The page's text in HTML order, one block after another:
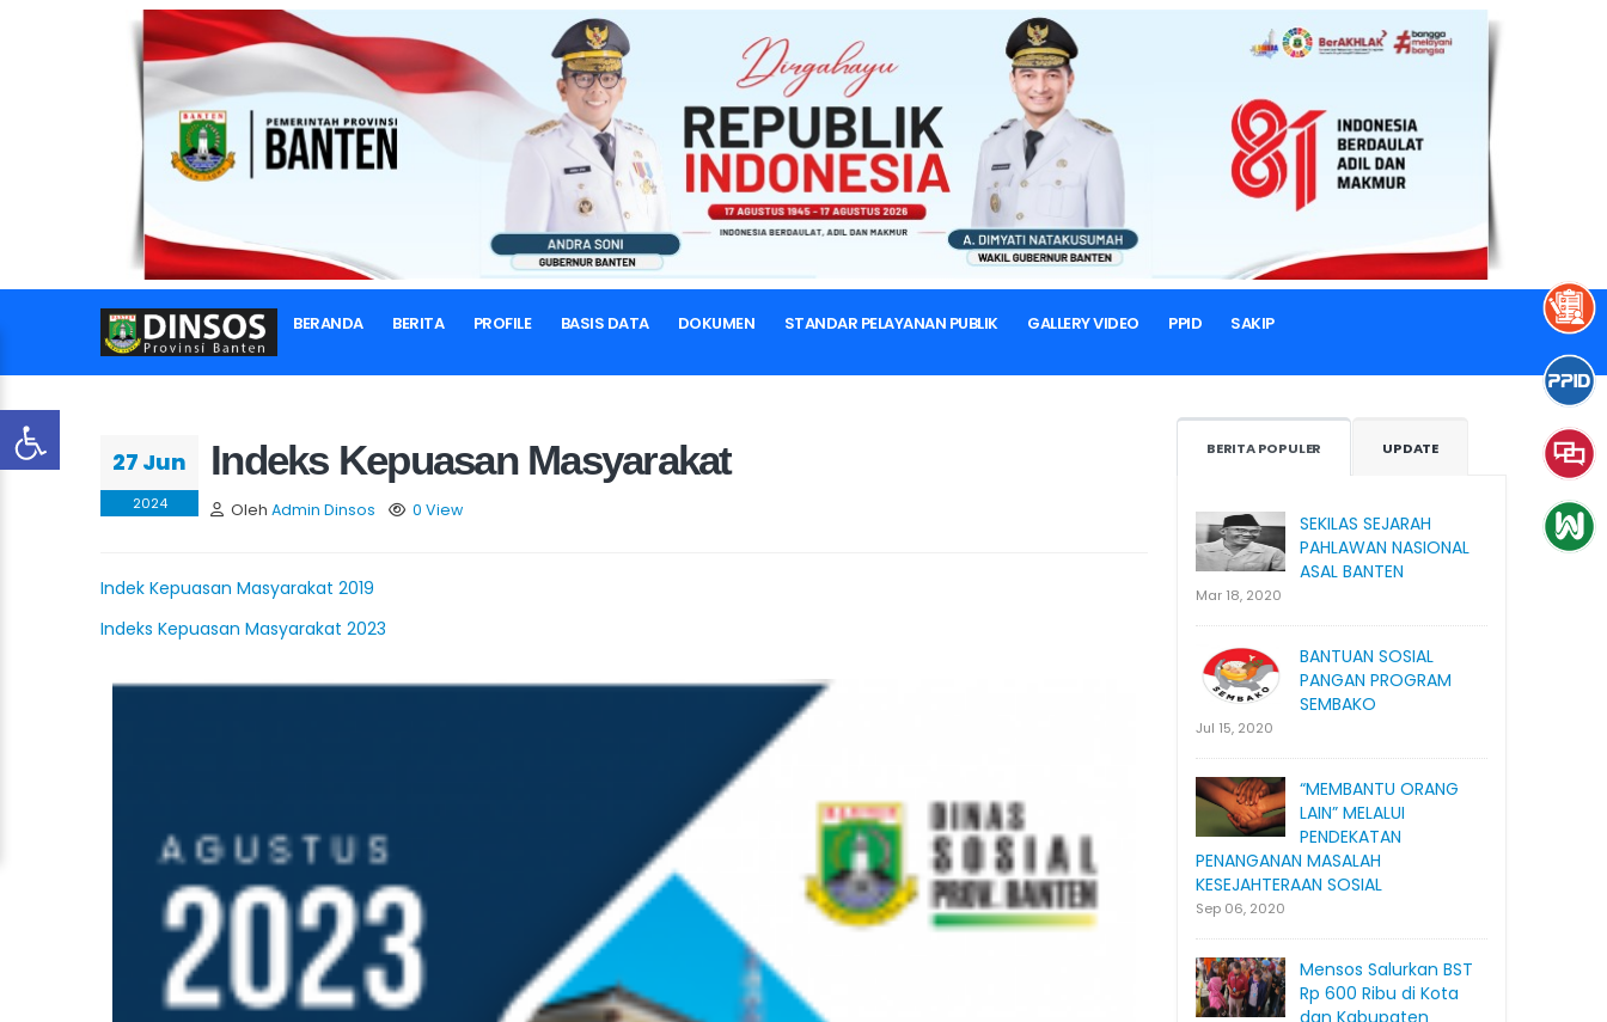
BERANDA BERITA PROFILE BASIS DATA DOKUMEN STANDAR PELAYANAN PUBLIK GALLERY VIDEO PPID SAKIP
Indeks Kepuasan Masyarakat
DOKUMEN
BERANDA INDEKS KEPUASAN MASYARAKAT
27 Jun
2024
Indeks Kepuasan Masyarakat
Oleh Admin Dinsos 0 View
Indek Kepuasan Masyarakat 2019
Indeks Kepuasan Masyarakat 2023
BERITA POPULER UPDATE
SEKILAS SEJARAH
PAHLAWAN NASIONAL
ASAL BANTEN
Mar 18, 2020
BANTUAN SOSIAL
PANGAN PROGRAM
SEMBAKO
Jul 15, 2020
“MEMBANTU ORANG
LAIN” MELALUI
PENDEKATAN
PENANGANAN MASALAH
KESEJAHTERAAN SOSIAL
Sep 06, 2020
Mensos Salurkan BST
Rp 600 Ribu di Kota